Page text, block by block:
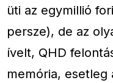
üti az egymillió
persze), de az
ívelt, QHD
memória, esetleg